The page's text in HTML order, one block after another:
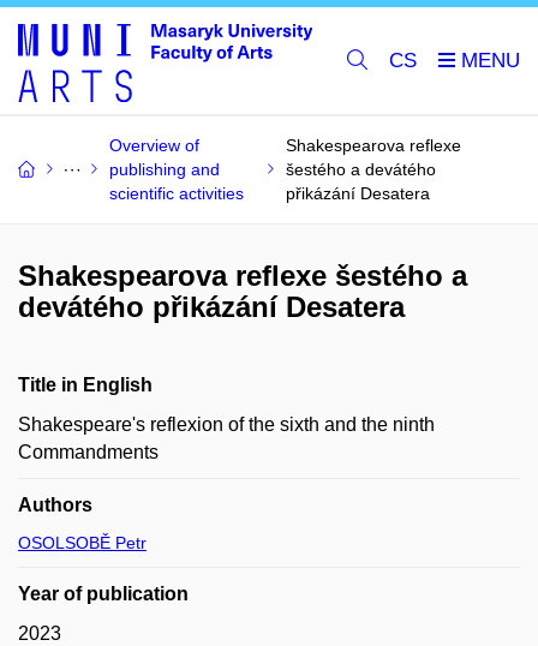
CS
Overview of
publishing and
scientific activities
Shakespearova reflexe
šestého a devátého
přikázání Desatera
Shakespearova reflexe šestého a
devátého přikázání Desatera
Title in English
Shakespeare's reflexion of the sixth and the ninth
Commandments
Authors
OSOLSOBĚ Petr
Year of publication
2023